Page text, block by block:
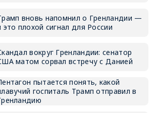
вновь напомнил о Гренландии —
это плохой сигнал для России
вокруг Гренландии: сенатор
матом сорвал встречу с Данией
пытается понять, какой
госпиталь Трамп отправил в